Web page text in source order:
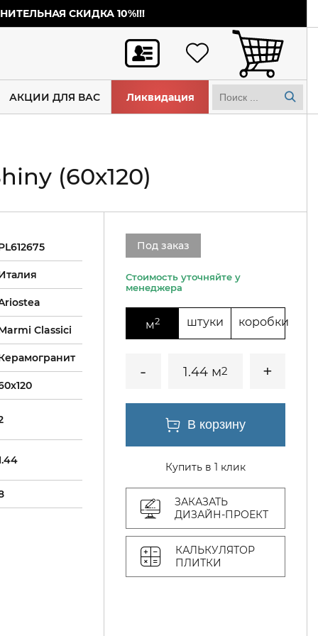
СКИДКА 10%!!!
АКЦИИ ДЛЯ ВАС Ликвидация
(60х120)
Classici
Под заказ
м2 штуки коробки
1.44 м2
Купить в 1 клик
ЗАКАЗАТЬ
ДИЗАЙН-ПРОЕКТ
КАЛЬКУЛЯТОР
ПЛИТКИ